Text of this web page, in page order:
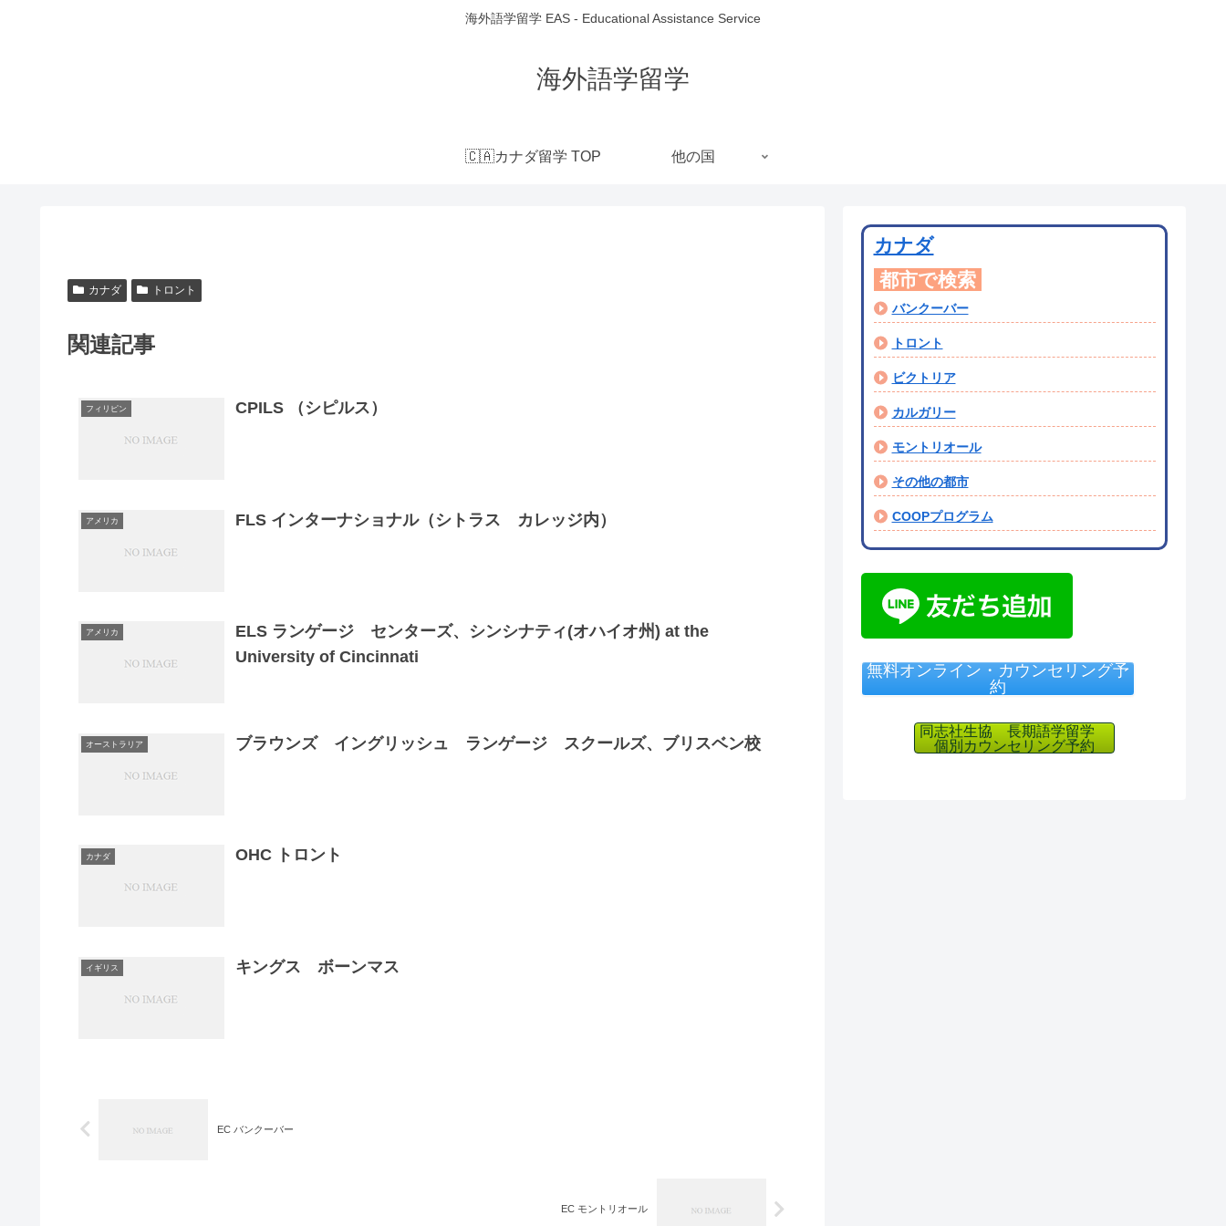
海外語学留学 EAS - Educational Assistance Service
海外語学留学
🇨🇦カナダ留学 TOP 他の国
カナダ トロント
関連記事
フィリピン CPILS （シピルス）
アメリカ FLS インターナショナル（シトラス カレッジ内）
アメリカ
ELS ランゲージ センターズ、シンシナティ(オハイオ州) at the
University of Cincinnati
オーストラリア ブラウンズ イングリッシュ ランゲージ スクールズ、ブリスベン校
カナダ OHC トロント
イギリス キングス ボーンマス
EC バンクーバー
EC モントリオール
カナダ
都市で検索
バンクーバー
トロント
ビクトリア
カルガリー
モントリオール
その他の都市
COOPプログラム
無料オンライン・カウンセリング予
約
同志社生協 長期語学留学
個別カウンセリング予約